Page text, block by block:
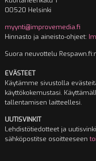
00520 Helsinki
myynti@improvemedia.fi
Hinnasto ja aineisto-ohjeet:
Suora neuvottelu
EVÄSTEET
Käytämme sivustolla
käyttökokemustasi.
tallentamisen laitteellesi.
UUTISVINKIT
Lehdistötiedotteet ja
sähköpostitse osoitteeseen